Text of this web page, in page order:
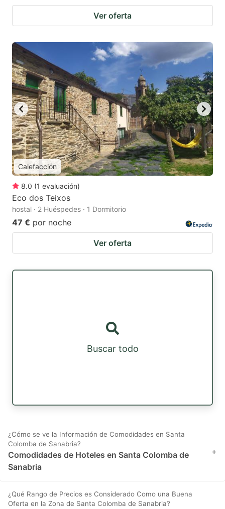
Ver oferta
Calefacción
8.0 (1 evaluación)
Eco dos Teixos
hostal · 2 Huéspedes · 1 Dormitorio
47 € por noche
Ver oferta
Buscar todo
¿Cómo se ve la Información de Comodidades en Santa
Colomba de Sanabria?
Comodidades de Hoteles en Santa Colomba de
Sanabria
+
¿Qué Rango de Precios es Considerado Como una Buena
Oferta en la Zona de Santa Colomba de Sanabria?